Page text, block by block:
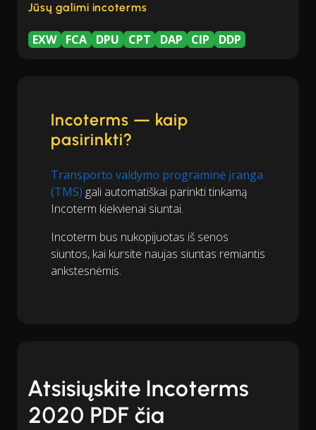
Jūsų galimi incoterms
EXW FCA DPU CPT DAP CIP DDP
Incoterms — kaip
pasirinkti?
Transporto valdymo programinė įranga
(TMS) gali automatiškai parinkti tinkamą
Incoterm kiekvienai siuntai.
Incoterm bus nukopijuotas iš senos
siuntos, kai kursite naujas siuntas remiantis
ankstesnėmis.
Atsisiųskite Incoterms
2020 PDF čia